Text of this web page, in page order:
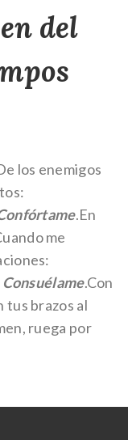
del
los enemigos
.En
me
Consuélame.Con
tus brazos al
ruega por